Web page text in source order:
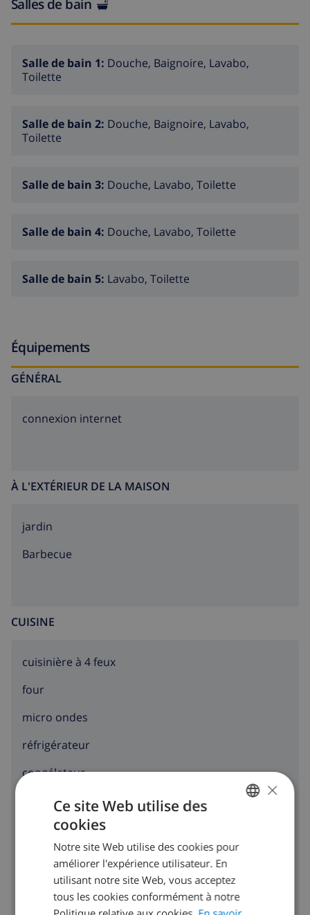
Salle de bain 1: Douche, Baignoire, Lavabo,
Toilette
Salle de bain 2: Douche, Baignoire, Lavabo,
Toilette
Salle de bain 3: Douche, Lavabo, Toilette
Salle de bain 4: Douche, Lavabo, Toilette
Salle de bain 5: Lavabo, Toilette
Équipements
GÉNÉRAL
connexion internet
À L'EXTÉRIEUR DE LA MAISON
jardin
barbecue
CUISINE
cuisinière à 4 feux
four
micro ondes
réfrigérateur
congélateur
toaster
lave-vaisselle
machine à laver
sèche-linge
DUTCH
SPANISH
×
Ce site Web utilise des
cookies
Notre site Web utilise des cookies pour
améliorer l'expérience utilisateur. En
utilisant notre site Web, vous acceptez
tous les cookies conformément à notre